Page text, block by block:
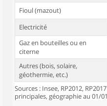
Fioul (mazout)
Electricité
Gaz en bouteilles ou en
citerne
Autres (bois, solaire,
géothermie, etc.)
Sources : Insee, RP2012,
principales, géographie au 01/